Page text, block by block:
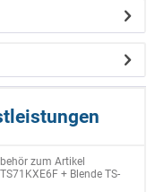
zum Artikel
+ Blende TS-